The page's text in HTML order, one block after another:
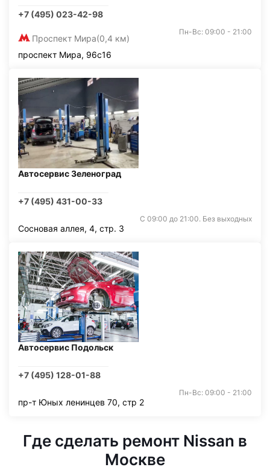
+7 (495) 023-42-98
Проспект Мира(0,4 км)
Пн-Вс: 09:00 - 21:00
проспект Мира, 96с16
Автосервис Зеленоград
+7 (495) 431-00-33
С 09:00 до 21:00. Без выходных
Сосновая аллея, 4, стр. 3
Автосервис Подольск
+7 (495) 128-01-88
Пн-Вс: 09:00 - 21:00
пр-т Юных ленинцев 70, стр 2
Где сделать ремонт Nissan в
Москве